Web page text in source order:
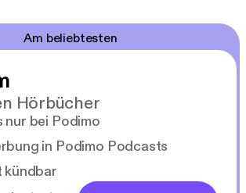
Am beliebtesten
Hörbücher
nur bei Podimo
in Podimo Podcasts
kündbar